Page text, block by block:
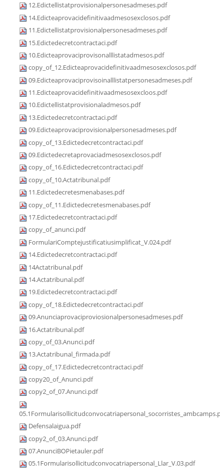
12.Edictellistatprovisionalpersonesadmeses.pdf
14.Edicteaprovacidefinitivaadmesosexclosos.pdf
11.Edictellistatprovisionalpersonesadmeses.pdf
15.Edictedecretcontractaci.pdf
10.Edicteaprovaciprovisonalllistatadmesos.pdf
copy_of_12.Edicteaprovacidefinitivaadmesosexclosos.pdf
09.Edicteaprovaciprovisoinalllistatpersonesadmeses.pdf
11.Edicteaprovacidefinitivaadmesosexcloos.pdf
10.Edictellistatprovisionaladmesos.pdf
13.Edictedecretcontractaci.pdf
09.Edicteaprovaciprovisionalpersonesadmeses.pdf
copy_of_13.Edictedecretcontractaci.pdf
09.Edictedecretaprovaciadmesosexclosos.pdf
copy_of_16.Edictedecretcontractaci.pdf
copy_of_10.Actatribunal.pdf
11.Edictedecretesmenabases.pdf
copy_of_11.Edictedecretesmenabases.pdf
17.Edictedecretcontractaci.pdf
copy_of_anunci.pdf
FormulariComptejustificatiusimplificat_V.024.pdf
14.Edictedecretcontractaci.pdf
14Actatribunal.pdf
14.Actatribunal.pdf
19.Edictedecretcontractaci.pdf
copy_of_18.Edictedecretcontractaci.pdf
09.Anunciaprovaciproviosionalpersonesadmeses.pdf
16.Actatribunal.pdf
copy_of_03.Anunci.pdf
13.Actatribunal_firmada.pdf
copy_of_17.Edictedecretcontractaci.pdf
copy20_of_Anunci.pdf
copy2_of_07.Anunci.pdf
Defensalaigua.pdf
copy2_of_03.Anunci.pdf
07.AnunciBOPietauler.pdf
05.1Formularisollicitudconvocatriapersonal_Llar_V.03.pdf